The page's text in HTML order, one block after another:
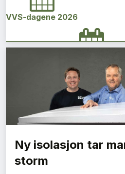
VVS-dagene 2026
Norges bygg- og
Vi Bygger Vestland 2026
Byggenæringens
Ny isolasjon tar
storm